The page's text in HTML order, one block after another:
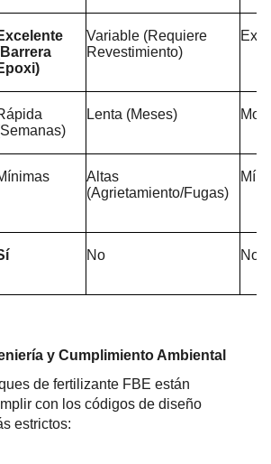
Variable (Requiere
Revestimiento)
Lenta (Meses)
Altas
(Agrietamiento/Fugas)
No No
y Cumplimiento Ambiental
de fertilizante FBE están
con los códigos de diseño
estrictos: